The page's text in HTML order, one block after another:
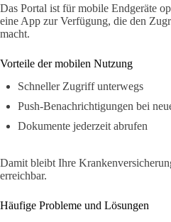
Das Portal ist für mobile Endgeräte
eine App zur Verfügung, die den
macht.
Vorteile der mobilen Nutzung
Schneller Zugriff unterwegs
Push-Benachrichtigungen bei
Dokumente jederzeit abrufen
Damit bleibt Ihre
erreichbar.
Häufige Probleme und Lösungen